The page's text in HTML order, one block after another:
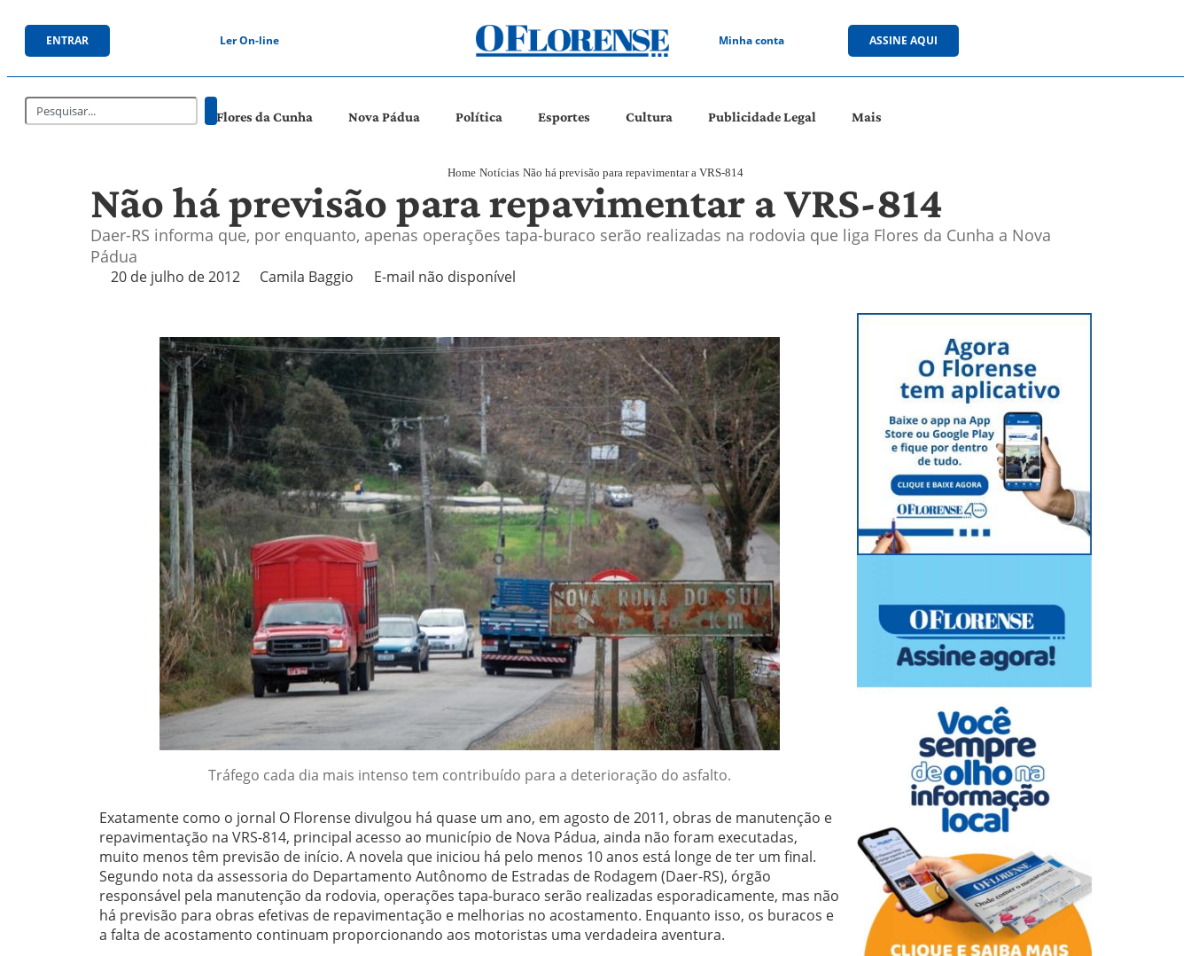
ENTRAR Ler On-line Minha conta ASSINE AQUI
Flores da Cunha Nova Pádua Política Esportes Cultura Publicidade Legal Mais
Home Notícias Não há previsão para repavimentar a VRS-814
Não há previsão para repavimentar a VRS-814
Daer-RS informa que, por enquanto, apenas operações tapa-buraco serão realizadas na rodovia que liga Flores da Cunha a Nova
Pádua
20 de julho de 2012 Camila Baggio E-mail não disponível
Tráfego cada dia mais intenso tem contribuído para a deterioração do asfalto.
Exatamente como o jornal O Florense divulgou há quase um ano, em agosto de 2011, obras de manutenção e
repavimentação na VRS-814, principal acesso ao município de Nova Pádua, ainda não foram executadas,
muito menos têm previsão de início. A novela que iniciou há pelo menos 10 anos está longe de ter um final.
Segundo nota da assessoria do Departamento Autônomo de Estradas de Rodagem (Daer-RS), órgão
responsável pela manutenção da rodovia, operações tapa-buraco serão realizadas esporadicamente, mas não
há previsão para obras efetivas de repavimentação e melhorias no acostamento. Enquanto isso, os buracos e
a falta de acostamento continuam proporcionando aos motoristas uma verdadeira aventura.